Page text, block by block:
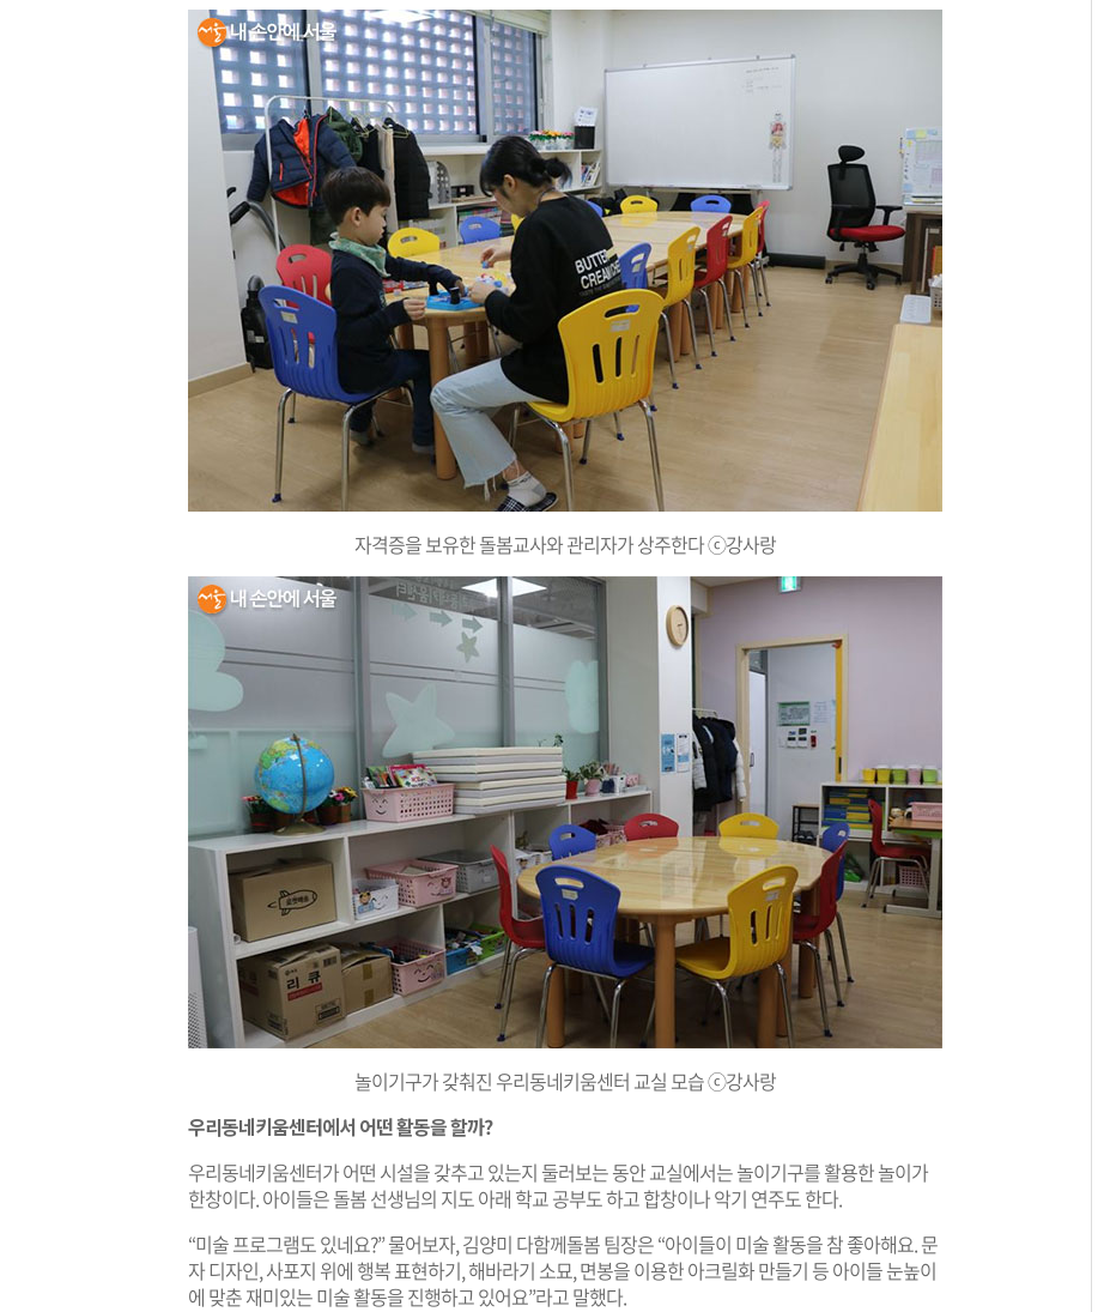
자격증을 보유한 돌봄교사와 관리자가 상주한다 ⓒ강사랑
놀이기구가 갖춰진 우리동네키움센터 교실 모습 ⓒ강사랑
우리동네키움센터에서 어떤 활동을 할까?
우리동네키움센터가 어떤 시설을 갖추고 있는지 둘러보는 동안 교실에서는 놀이기구를 활용한 놀이가
한창이다. 아이들은 돌봄 선생님의 지도 아래 학교 공부도 하고 합창이나 악기 연주도 한다.
“미술 프로그램도 있네요?” 물어보자, 김양미 다함께돌봄 팀장은 “아이들이 미술 활동을 참 좋아해요. 문
자 디자인, 사포지 위에 행복 표현하기, 해바라기 소묘, 면봉을 이용한 아크릴화 만들기 등 아이들 눈높이
에 맞춘 재미있는 미술 활동을 진행하고 있어요”라고 말했다.